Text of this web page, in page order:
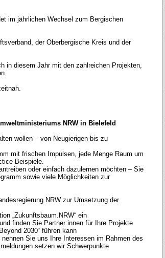
im jährlichen Wechsel zum Bergischen
der Oberbergische Kreis und der
in diesem Jahr mit den zahlreichen Projekten,
NRW in Bielefeld
wollen – von Neugierigen bis zu
mit frischen Impulsen, jede Menge Raum um
Beispiele.
oder einfach dazulernen möchten – Sie
sowie viele Möglichkeiten zur
NRW zur Umsetzung der
„Zukunftsbaum.NRW“ ein
finden Sie Partner:innen für Ihre Projekte
2030“ führen kann
Sie uns Ihre Interessen im Rahmen des
setzen wir Schwerpunkte